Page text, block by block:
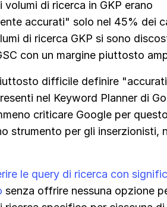
di ricerca in GKP erano
accurati" solo nel 45% dei
di ricerca GKP si sono
con un margine piuttosto
difficile definire
nel Keyword Planner di
criticare Google per
strumento per gli inserzionisti,
le query di ricerca con
senza offrire nessuna opzione